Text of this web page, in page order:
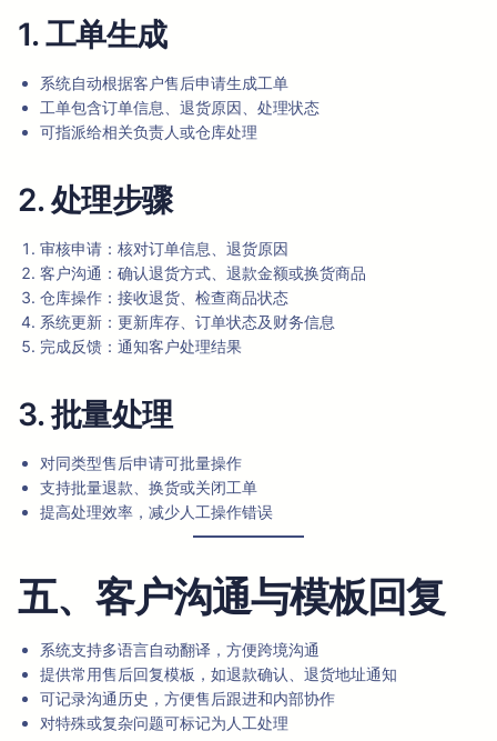
1. 工单生成
系统自动根据客户售后申请生成工单
工单包含订单信息、退货原因、处理状态
可指派给相关负责人或仓库处理
2. 处理步骤
审核申请：核对订单信息、退货原因
客户沟通：确认退货方式、退款金额或换货商品
仓库操作：接收退货、检查商品状态
系统更新：更新库存、订单状态及财务信息
完成反馈：通知客户处理结果
3. 批量处理
对同类型售后申请可批量操作
支持批量退款、换货或关闭工单
提高处理效率，减少人工操作错误
五、客户沟通与模板回复
系统支持多语言自动翻译，方便跨境沟通
提供常用售后回复模板，如退款确认、退货地址通知
可记录沟通历史，方便售后跟进和内部协作
对特殊或复杂问题可标记为人工处理